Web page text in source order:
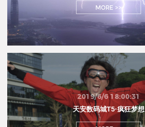
MORE >>
2019/6/6 18:00:31
天安数码城T5·疯狂梦想